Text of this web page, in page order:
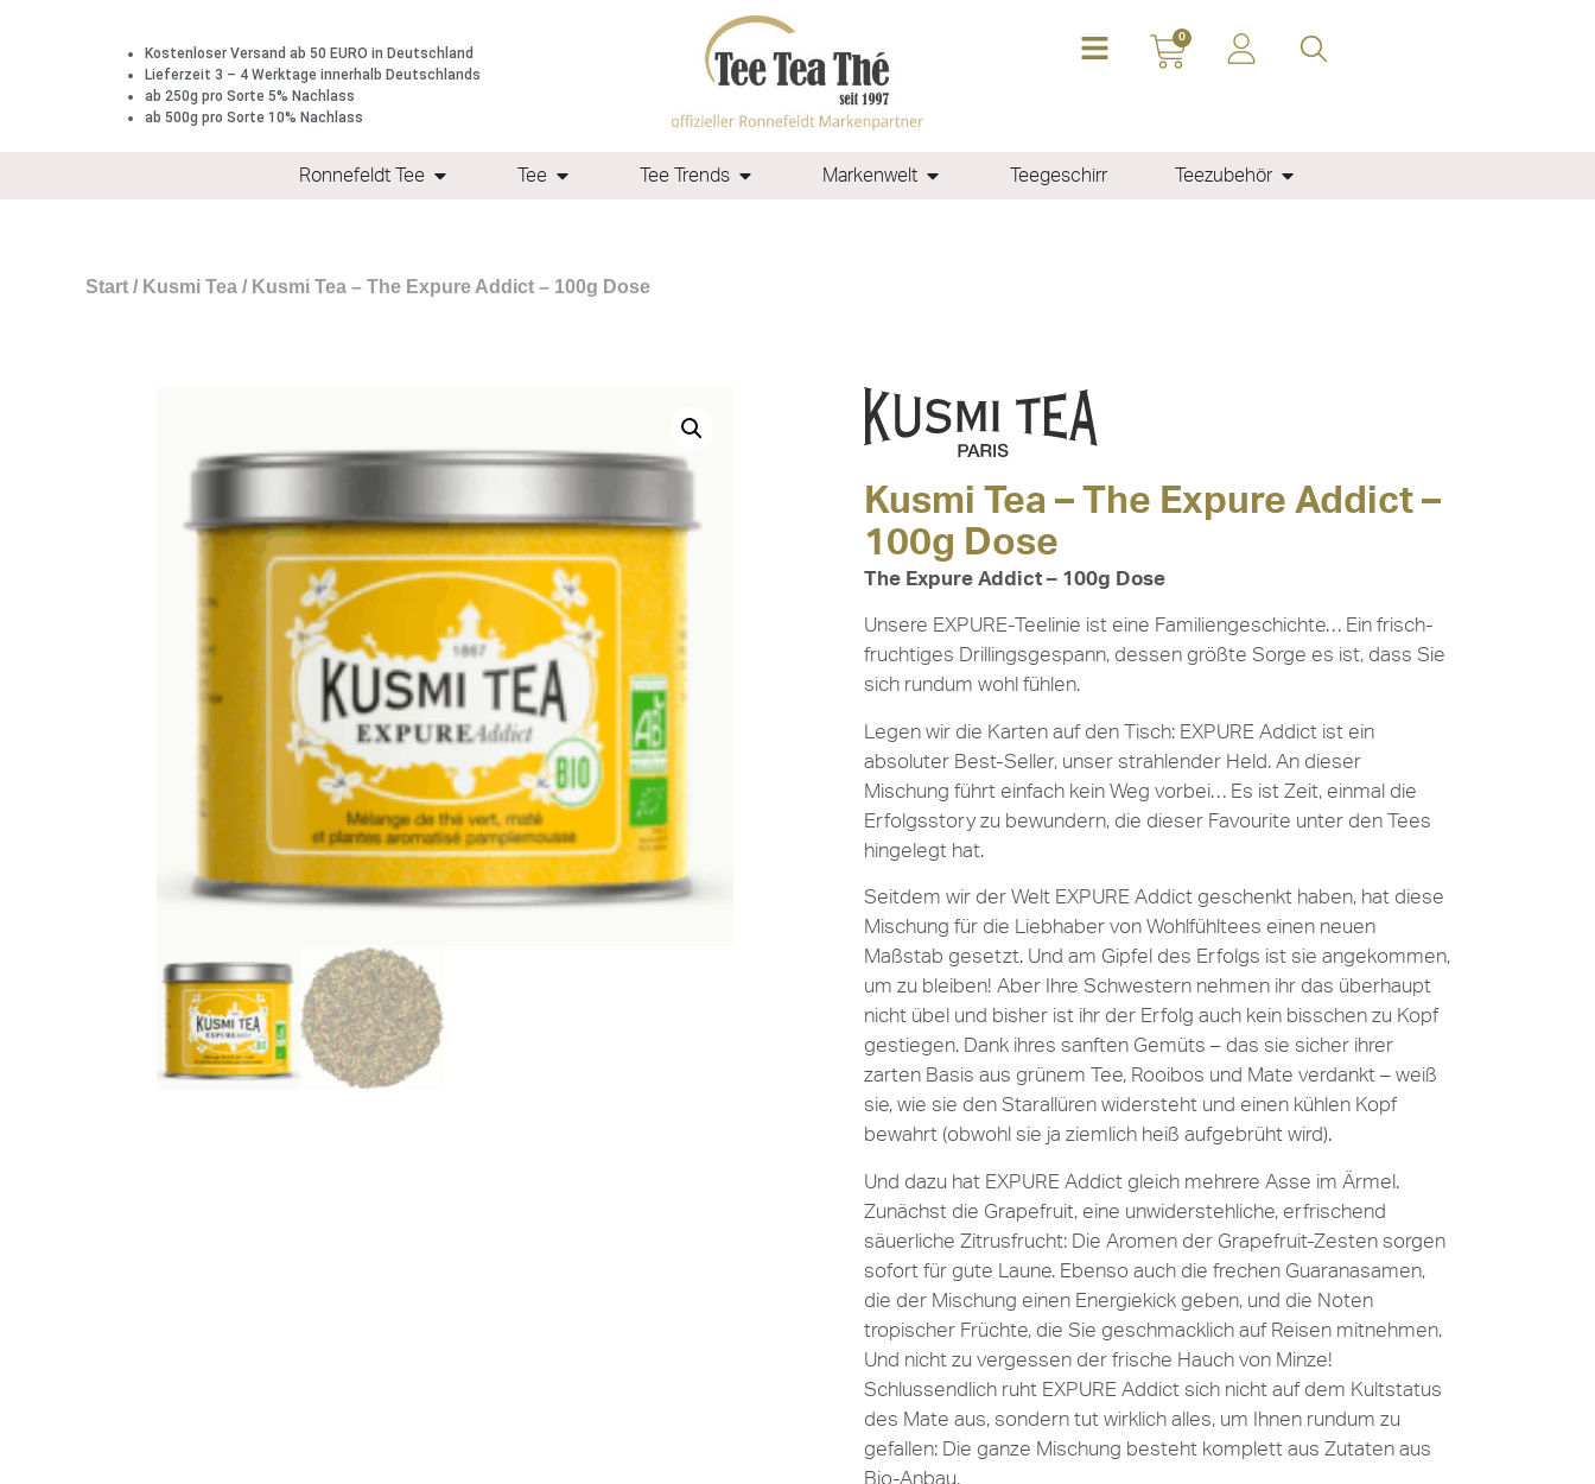
Kostenloser Versand ab 50 EURO in Deutschland
Lieferzeit 3 – 4 Werktage innerhalb Deutschlands
ab 250g pro Sorte 5% Nachlass
ab 500g pro Sorte 10% Nachlass
0
Ronnefeldt Tee Tee Tee Trends Markenwelt Teegeschirr Teezubehör
Start / Kusmi Tea / Kusmi Tea – The Expure Addict – 100g Dose
Kusmi Tea – The Expure Addict –
100g Dose
The Expure Addict – 100g Dose
Unsere EXPURE-Teelinie ist eine Familiengeschichte… Ein frisch-
fruchtiges Drillingsgespann, dessen größte Sorge es ist, dass Sie
sich rundum wohl fühlen.
Legen wir die Karten auf den Tisch: EXPURE Addict ist ein
absoluter Best-Seller, unser strahlender Held. An dieser
Mischung führt einfach kein Weg vorbei… Es ist Zeit, einmal die
Erfolgsstory zu bewundern, die dieser Favourite unter den Tees
hingelegt hat.
Seitdem wir der Welt EXPURE Addict geschenkt haben, hat diese
Mischung für die Liebhaber von Wohlfühltees einen neuen
Maßstab gesetzt. Und am Gipfel des Erfolgs ist sie angekommen,
um zu bleiben! Aber Ihre Schwestern nehmen ihr das überhaupt
nicht übel und bisher ist ihr der Erfolg auch kein bisschen zu Kopf
gestiegen. Dank ihres sanften Gemüts – das sie sicher ihrer
zarten Basis aus grünem Tee, Rooibos und Mate verdankt – weiß
sie, wie sie den Starallüren widersteht und einen kühlen Kopf
bewahrt (obwohl sie ja ziemlich heiß aufgebrüht wird).
Und dazu hat EXPURE Addict gleich mehrere Asse im Ärmel.
Zunächst die Grapefruit, eine unwiderstehliche, erfrischend
säuerliche Zitrusfrucht: Die Aromen der Grapefruit-Zesten sorgen
sofort für gute Laune. Ebenso auch die frechen Guaranasamen,
die der Mischung einen Energiekick geben, und die Noten
tropischer Früchte, die Sie geschmacklich auf Reisen mitnehmen.
Und nicht zu vergessen der frische Hauch von Minze!
Schlussendlich ruht EXPURE Addict sich nicht auf dem Kultstatus
des Mate aus, sondern tut wirklich alles, um Ihnen rundum zu
gefallen: Die ganze Mischung besteht komplett aus Zutaten aus
Bio-Anbau.